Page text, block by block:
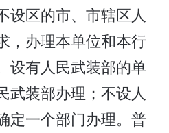
设区的市、市辖区人
，办理本单位和本行
设有人民武装部的单
武装部办理；不设人
定一个部门办理。普